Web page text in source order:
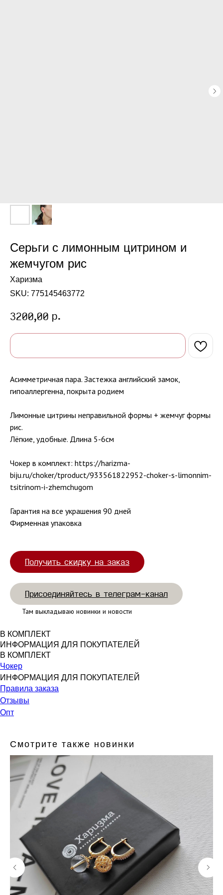
Серьги с лимонным цитрином и
жемчугом рис
Харизма
SKU: 775145463772
3200,00 р.
Асимметричная пара. Застежка английский замок,
гипоаллергенна, покрыта родием
Лимонные цитрины неправильной формы + жемчуг формы
рис.
Лёгкие, удобные. Длина 5-6см
Чокер в комплект: https://harizma-
biju.ru/choker/tproduct/933561822952-choker-s-limonnim-
tsitrinom-i-zhemchugom
Гарантия на все украшения 90 дней
Фирменная упаковка
Получить скидку на заказ
Присоединяйтесь в телеграм-канал
Там выкладываю новинки и новости
В КОМПЛЕКТ
ИНФОРМАЦИЯ ДЛЯ ПОКУПАТЕЛЕЙ
В КОМПЛЕКТ
Чокер
ИНФОРМАЦИЯ ДЛЯ ПОКУПАТЕЛЕЙ
Правила заказа
Отзывы
Опт
Смотрите также новинки